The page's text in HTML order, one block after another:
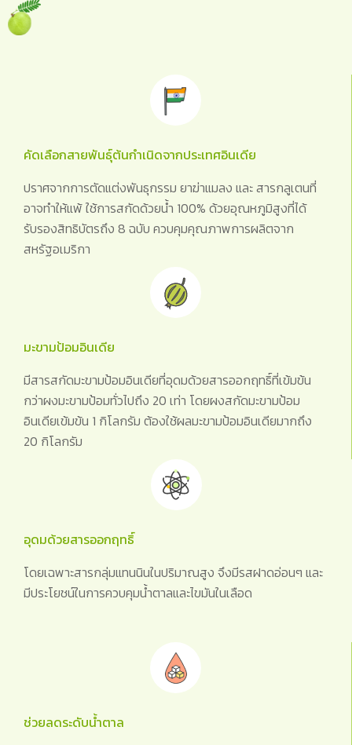
คัดเลือกสายพันธุ์ต้นกำเนิดจากประเทศอินเดีย
ปราศจากการตัดแต่งพันธุกรรม ยาฆ่าแมลง และ สารกลูเตนที่
อาจทำให้แพ้ ใช้การสกัดด้วยน้ำ 100% ด้วยอุณหภูมิสูงที่ได้
รับรองสิทธิบัตรถึง 8 ฉบับ ควบคุมคุณภาพการผลิตจาก
สหรัฐอเมริกา
มะขามป้อมอินเดีย
มีสารสกัดมะขามป้อมอินเดียที่อุดมด้วยสารออกฤทธิ์ที่เข้มข้น
กว่าผงมะขามป้อมทั่วไปถึง 20 เท่า โดยผงสกัดมะขามป้อม
อินเดียเข้มข้น 1 กิโลกรัม ต้องใช้ผลมะขามป้อมอินเดียมากถึง
20 กิโลกรัม
อุดมด้วยสารออกฤทธิ์
โดยเฉพาะสารกลุ่มแทนนินในปริมาณสูง จึงมีรสฝาดอ่อนๆ และ
มีประโยชน์ในการควบคุมน้ำตาลและไขมันในเลือด
ช่วยลดระดับน้ำตาล